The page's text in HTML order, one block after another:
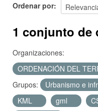
Acerca de
Ordenar por
1 conjunto de
Organizaciones:
ORDENACIÓN DEL
Grupos:
Urbanismo e
KML
gml